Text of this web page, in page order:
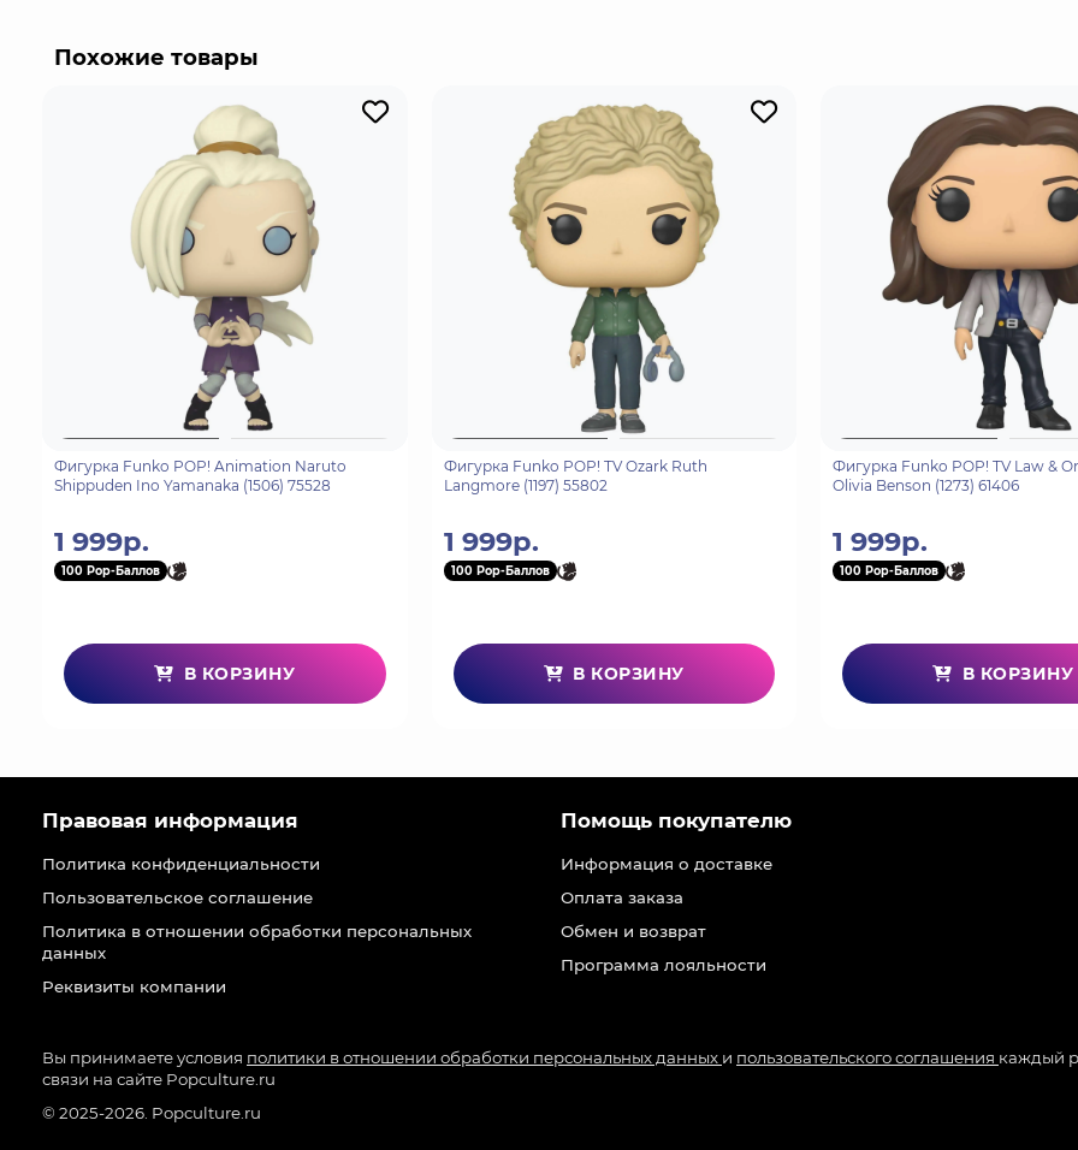
Похожие товары
Фигурка Funko POP! Animation Naruto
Shippuden Ino Yamanaka (1506) 75528
1 999р.
100 Pop-Баллов
В КОРЗИНУ
Фигурка Funko POP! TV Ozark Ruth
Langmore (1197) 55802
1 999р.
100 Pop-Баллов
В КОРЗИНУ
Фигурка Funko POP! TV Law &
Olivia Benson (1273) 61406
1 999р.
100 Pop-Баллов
В КОРЗИНУ
Правовая информация
Политика конфиденциальности
Пользовательское соглашение
Политика в отношении обработки персональных
данных
Реквизиты компании
Помощь покупателю
Информация о доставке
Оплата заказа
Обмен и возврат
Программа лояльности
Вы принимаете условия политики в отношении обработки персональных данных и пользовательского соглашения каждый
связи на сайте Popculture.ru
© 2025-2026. Popculture.ru